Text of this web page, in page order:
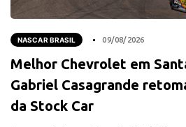
NASCAR BRASIL 09/08/2026
Melhor Chevrolet em
Gabriel Casagrande
da Stock Car